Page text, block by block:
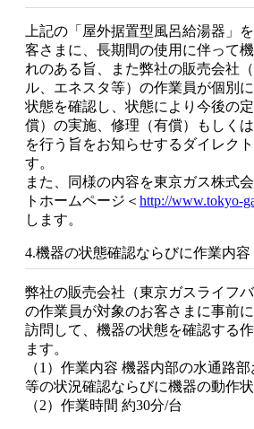
上記の「屋外据置型風呂給湯器」
客さまに、長期間の使用に伴って
れのある旨、また弊社の販売会社
ル、エネスタ等）の作業員が個別
状態を確認し、状態により今後の
償）の実施、修理（有償）もしく
を行う旨をお知らせするダイレク
す。
また、同様の内容を東京ガス株式
トホームページ＜ http://www.tokyo-
します。
4.機器の状態確認ならびに作業内容
弊社の販売会社（東京ガスライフバ
の作業員が対象のお客さまに事前
訪問して、機器の状態を確認する
ます。
（1）作業内容 機器内部の水通路
等の状況確認ならびに機器の動作
（2）作業時間 約30分/台